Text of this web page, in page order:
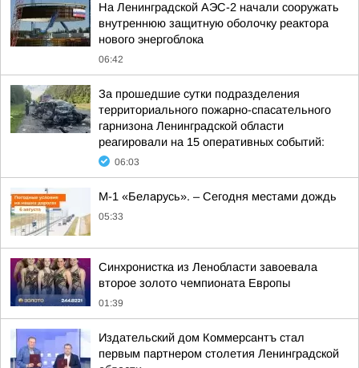
На Ленинградской АЭС-2 начали сооружать
внутреннюю защитную оболочку реактора
нового энергоблока
06:42
За прошедшие сутки подразделения
территориального пожарно-спасательного
гарнизона Ленинградской области
реагировали на 15 оперативных событий:
06:03
М-1 «Беларусь». – Сегодня местами дождь
05:33
Синхронистка из Ленобласти завоевала
второе золото чемпионата Европы
01:39
Издательский дом Коммерсантъ стал
первым партнером столетия Ленинградской